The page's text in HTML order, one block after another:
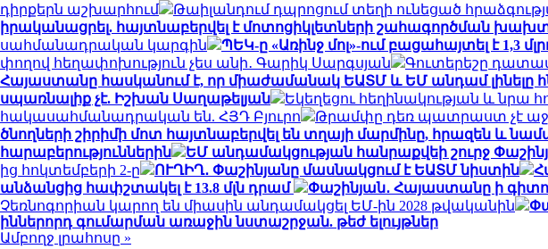
դիրքերն աշխարհում
Թաիլանդում դպրոցում տեղի ունեցած
իրականացրել. հայտնաբերվել է մոտոցիկլետների շահագործման
սահմանադրական կարգին
ՊԵԿ-ը «Առինջ մոլ»-ում բացահայտել է 1,3
փողով հեղափոխություն չես անի․ Գարիկ Սարգսյան
Գուտերեշը
Հայաստանը հասկանում է, որ միաժամանակ ԵԱՏՄ և ԵՄ անդամ լինելը
սպառնալիք չէ. Իշխան Սաղաթելյան
Եկեղեցու հեղինակության և նրա
հակասահմանադրական են. ՀՅԴ Բյուրո
Թրամփը դեռ պատրաստ չէ
ծնողների շիրիմի մոտ հայտնաբերվել են տղայի մարմինը, հրազեն և
հարաբերություններին
ԵՄ անդամակցության հանրաքվեի շուրջ
ից հոկտեմբերի 2-ը
ՈՒՂԻՂ․ Փաշինյանը մասնակցում է ԵԱՏՄ նիստին
անձանցից հափշտակել է 13.8 մլն դրամ
Փաշինյան․ Հայաստանը ի
Չեռնոգորիան կարող են միասին անդամակցել ԵՄ-ին 2028 թվականին
իններորդ գումարման առաջին նստաշրջան. թեժ ելույթներ
Ամբողջ լրահոսը »